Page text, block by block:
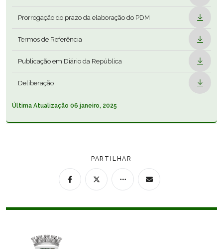
Prorrogação do prazo da elaboração do PDM
Termos de Referência
Publicação em Diário da República
Deliberação
Última Atualização 06 janeiro, 2025
PARTILHAR